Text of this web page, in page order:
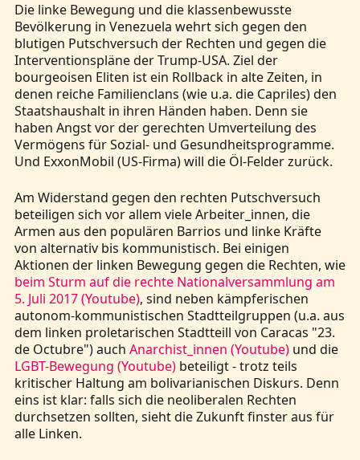
Die linke Bewegung und die klassenbewusste
Bevölkerung in Venezuela wehrt sich gegen den
blutigen Putschversuch der Rechten und gegen die
Interventionspläne der Trump-USA. Ziel der
bourgeoisen Eliten ist ein Rollback in alte Zeiten, in
denen reiche Familienclans (wie u.a. die Capriles) den
Staatshaushalt in ihren Händen haben. Denn sie
haben Angst vor der gerechten Umverteilung des
Vermögens für Sozial- und Gesundheitsprogramme.
Und ExxonMobil (US-Firma) will die Öl-Felder zurück.
Am Widerstand gegen den rechten Putschversuch
beteiligen sich vor allem viele Arbeiter_innen, die
Armen aus den populären Barrios und linke Kräfte
von alternativ bis kommunistisch. Bei einigen
Aktionen der linken Bewegung gegen die Rechten, wie
beim Sturm auf die rechte Nationalversammlung am
5. Juli 2017 (Youtube), sind neben kämpferischen
autonom-kommunistischen Stadtteilgruppen (u.a. aus
dem linken proletarischen Stadtteill von Caracas "23.
de Octubre") auch Anarchist_innen (Youtube)und die
LGBT-Bewegung (Youtube)beteiligt - trotz teils
kritischer Haltung am bolivarianischen Diskurs. Denn
eins ist klar: falls sich die neoliberalen Rechten
durchsetzen sollten, sieht die Zukunft finster aus für
alle Linken.